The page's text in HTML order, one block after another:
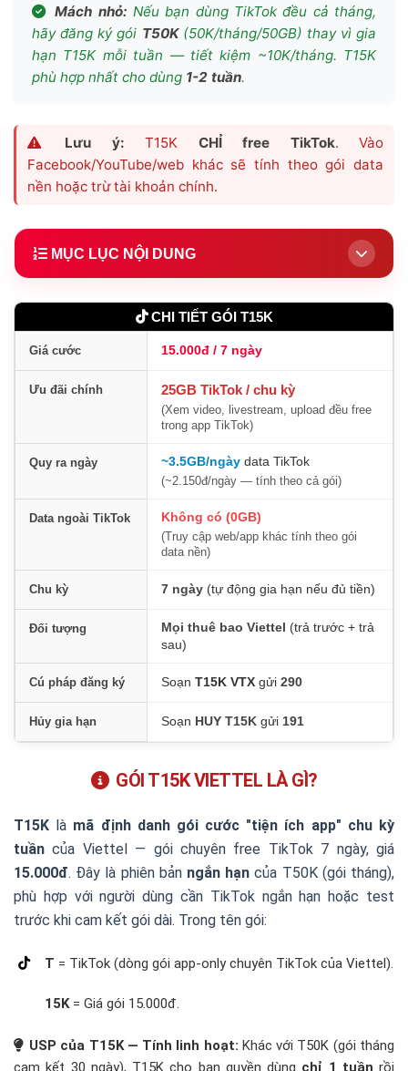
Mách nhỏ: Nếu bạn dùng TikTok đều cả tháng,
hãy đăng ký gói T50K(50K/tháng/50GB) thay vì gia
hạn T15K mỗi tuần — tiết kiệm ~10K/tháng. T15K
phù hợp nhất cho dùng 1-2 tuần.
Lưu ý: T15K CHỈ free TikTok. Vào
Facebook/YouTube/web khác sẽ tính theo gói data
nền hoặc trừ tài khoản chính.
MỤC LỤC NỘI DUNG
Gói T15K là gì?
Ai nên đăng ký gói T15K?
So sánh T15K (tuần) và T50K (tháng)
7. Cách đăng ký T15K qua SMS
Kiểm tra dung lượng còn lại
9. Cách hủy gói T15K
10. Câu hỏi thường gặp
11. Kết luận & khuyến nghị
CHI TIẾT GÓI T15K
Giá cước 15.000đ / 7 ngày
Ưu đãi chính 25GB TikTok / chu kỳ
(Xem video, livestream, upload đều free
trong app TikTok)
Quy ra ngày ~3.5GB/ngày data TikTok
(~2.150đ/ngày — tính theo cả gói)
Data ngoài TikTok Không có (0GB)
(Truy cập web/app khác tính theo gói
data nền)
Chu kỳ 7 ngày (tự động gia hạn nếu đủ tiền)
Đối tượng Mọi thuê bao Viettel (trả trước + trả
sau)
Cú pháp đăng ký Soạn T15K VTX gửi 290
Hủy gia hạn Soạn HUY T15K gửi 191
GÓI T15K VIETTEL LÀ GÌ?
T15K là mã định danh gói cước "tiện ích app" chu kỳ
tuần của Viettel — gói chuyên free TikTok 7 ngày, giá
15.000đ. Đây là phiên bản ngắn hạn của T50K (gói tháng),
phù hợp với người dùng cần TikTok ngắn hạn hoặc test
trước khi cam kết gói dài. Trong tên gói:
T = TikTok (dòng gói app-only chuyên TikTok của Viettel).
15K= Giá gói 15.000đ.
USP của T15K — Tính linh hoạt: Khác với T50K (gói tháng
cam kết 30 ngày), T15K cho bạn quyền dùng chỉ 1 tuần rồi